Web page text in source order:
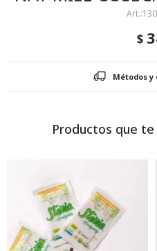
$
Métodos y
Productos que